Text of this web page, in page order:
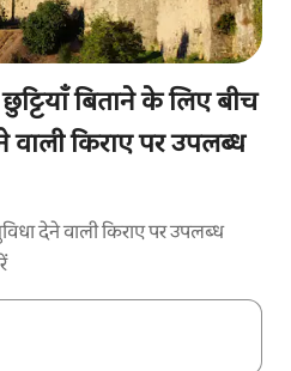
बिताने के लिए बीच
किराए पर उपलब्ध
देने वाली किराए पर उपलब्ध
डाउन 'ऐरो की' का इस्तेमाल करके नेविगेट